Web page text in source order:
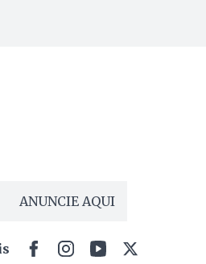
ANUNCIE AQUI